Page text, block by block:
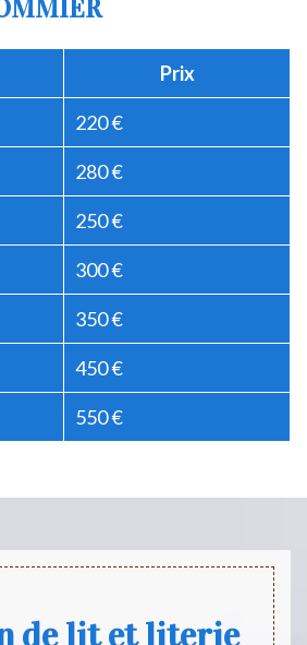
Prix
220 €
280 €
250 €
300 €
350 €
450 €
550 €
de lit et literie